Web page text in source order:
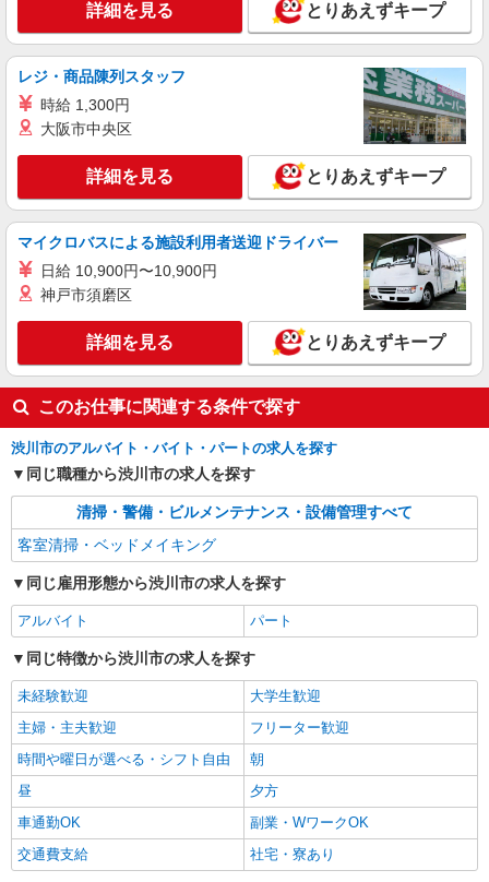
詳細を見る とりあえずキープ
レジ・商品陳列スタッフ
時給 1,300円
大阪市中央区
詳細を見る とりあえずキープ
マイクロバスによる施設利用者送迎ドライバー
日給 10,900円〜10,900円
神戸市須磨区
詳細を見る とりあえずキープ
このお仕事に関連する条件で探す
渋川市のアルバイト・バイト・パートの求人を探す
同じ職種から渋川市の求人を探す
清掃・警備・ビルメンテナンス・設備管理すべて
客室清掃・ベッドメイキング
同じ雇用形態から渋川市の求人を探す
アルバイト パート
同じ特徴から渋川市の求人を探す
未経験歓迎
大学生歓迎
主婦・主夫歓迎
フリーター歓迎
時間や曜日が選べる・シフト自由
朝
昼
夕方
車通勤OK
副業・WワークOK
交通費支給
社宅・寮あり